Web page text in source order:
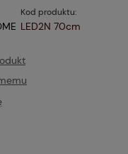
Kod produktu:
LED2N 70cm